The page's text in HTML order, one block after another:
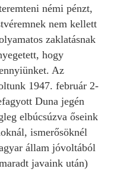
némi pénzt,
nem kellett
zaklatásnak
hogy
Az
1947. február 2-
Duna jegén
elbúcsúzva őseink
ismerősöknél
állam jóvoltából
javaink után)